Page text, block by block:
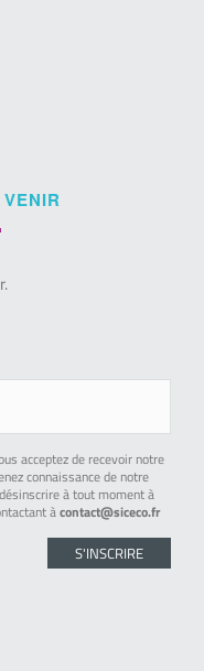
acceptez de recevoir notre
connaissance de notre
à tout moment à
àcontact@siceco.fr